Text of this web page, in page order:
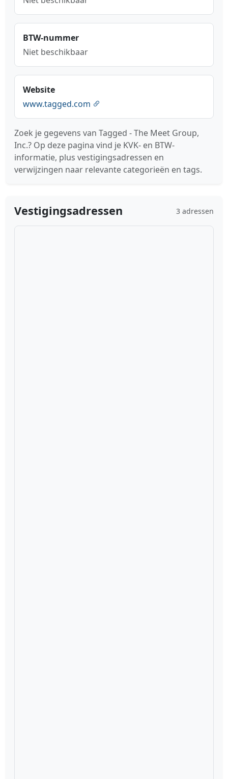
BTW-nummer
Niet beschikbaar
Website
www.tagged.com
Zoek je gegevens van Tagged - The Meet Group,
Inc.? Op deze pagina vind je KVK- en BTW-
informatie, plus vestigingsadressen en
verwijzingen naar relevante categorieën en tags.
Vestigingsadressen 3 adressen